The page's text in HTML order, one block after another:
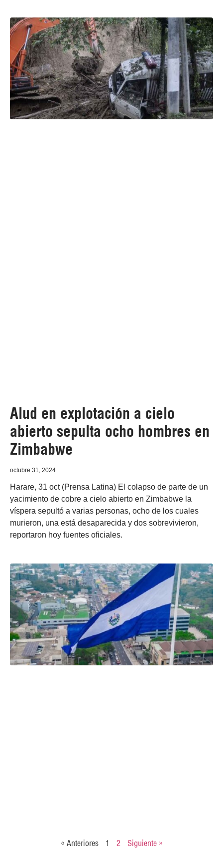
Alud en explotación a cielo
abierto sepulta ocho hombres en
Zimbabwe
octubre 31, 2024
Harare, 31 oct (Prensa Latina) El colapso de parte de un
yacimiento de cobre a cielo abierto en Zimbabwe la
víspera sepultó a varias personas, ocho de los cuales
murieron, una está desaparecida y dos sobrevivieron,
reportaron hoy fuentes oficiales.
« Anteriores 1 2 Siguiente »